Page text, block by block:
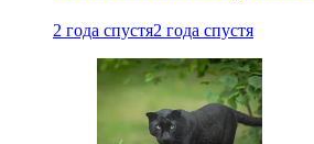
2 года спустя2 года спустя